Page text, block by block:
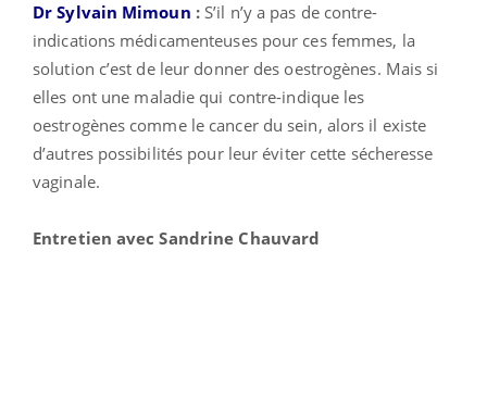
Dr Sylvain Mimoun :S’il n’y a pas de contre-
indications médicamenteuses pour ces femmes, la
solution c’est de leur donner des oestrogènes. Mais si
elles ont une maladie qui contre-indique les
oestrogènes comme le cancer du sein, alors il existe
d’autres possibilités pour leur éviter cette sécheresse
vaginale.
Entretien avec Sandrine Chauvard